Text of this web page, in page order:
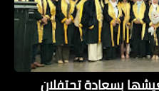
بسعادة تحتفلان